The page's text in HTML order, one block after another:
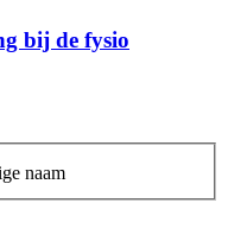
bij de fysio
naam